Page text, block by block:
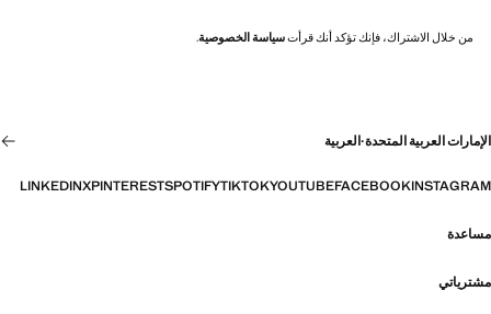
من خلال الاشتراك، فإنك تؤكد أنك قرأتسياسة الخصوصية.
الإمارات العربية المتحدة·العربية
INSTAGRAM
FACEBOOK
YOUTUBE
TIKTOK
SPOTIFY
PINTEREST
X
LINKEDIN
مساعدة
مشترياتي